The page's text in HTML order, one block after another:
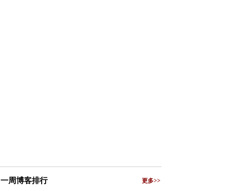
一周博客排行 更多>>